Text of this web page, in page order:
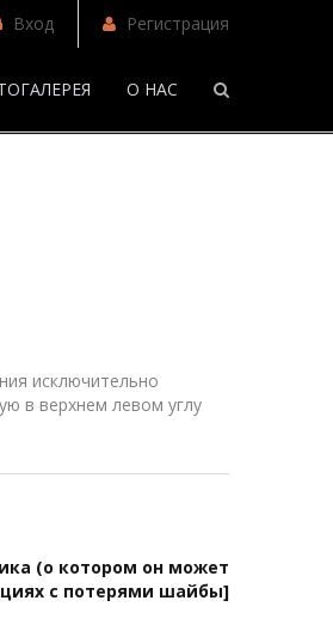
Вход Регистрация
О НАС
исключительно
в верхнем левом углу
(о котором он может
с потерями шайбы]